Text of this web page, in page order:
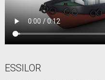
ESSILOR